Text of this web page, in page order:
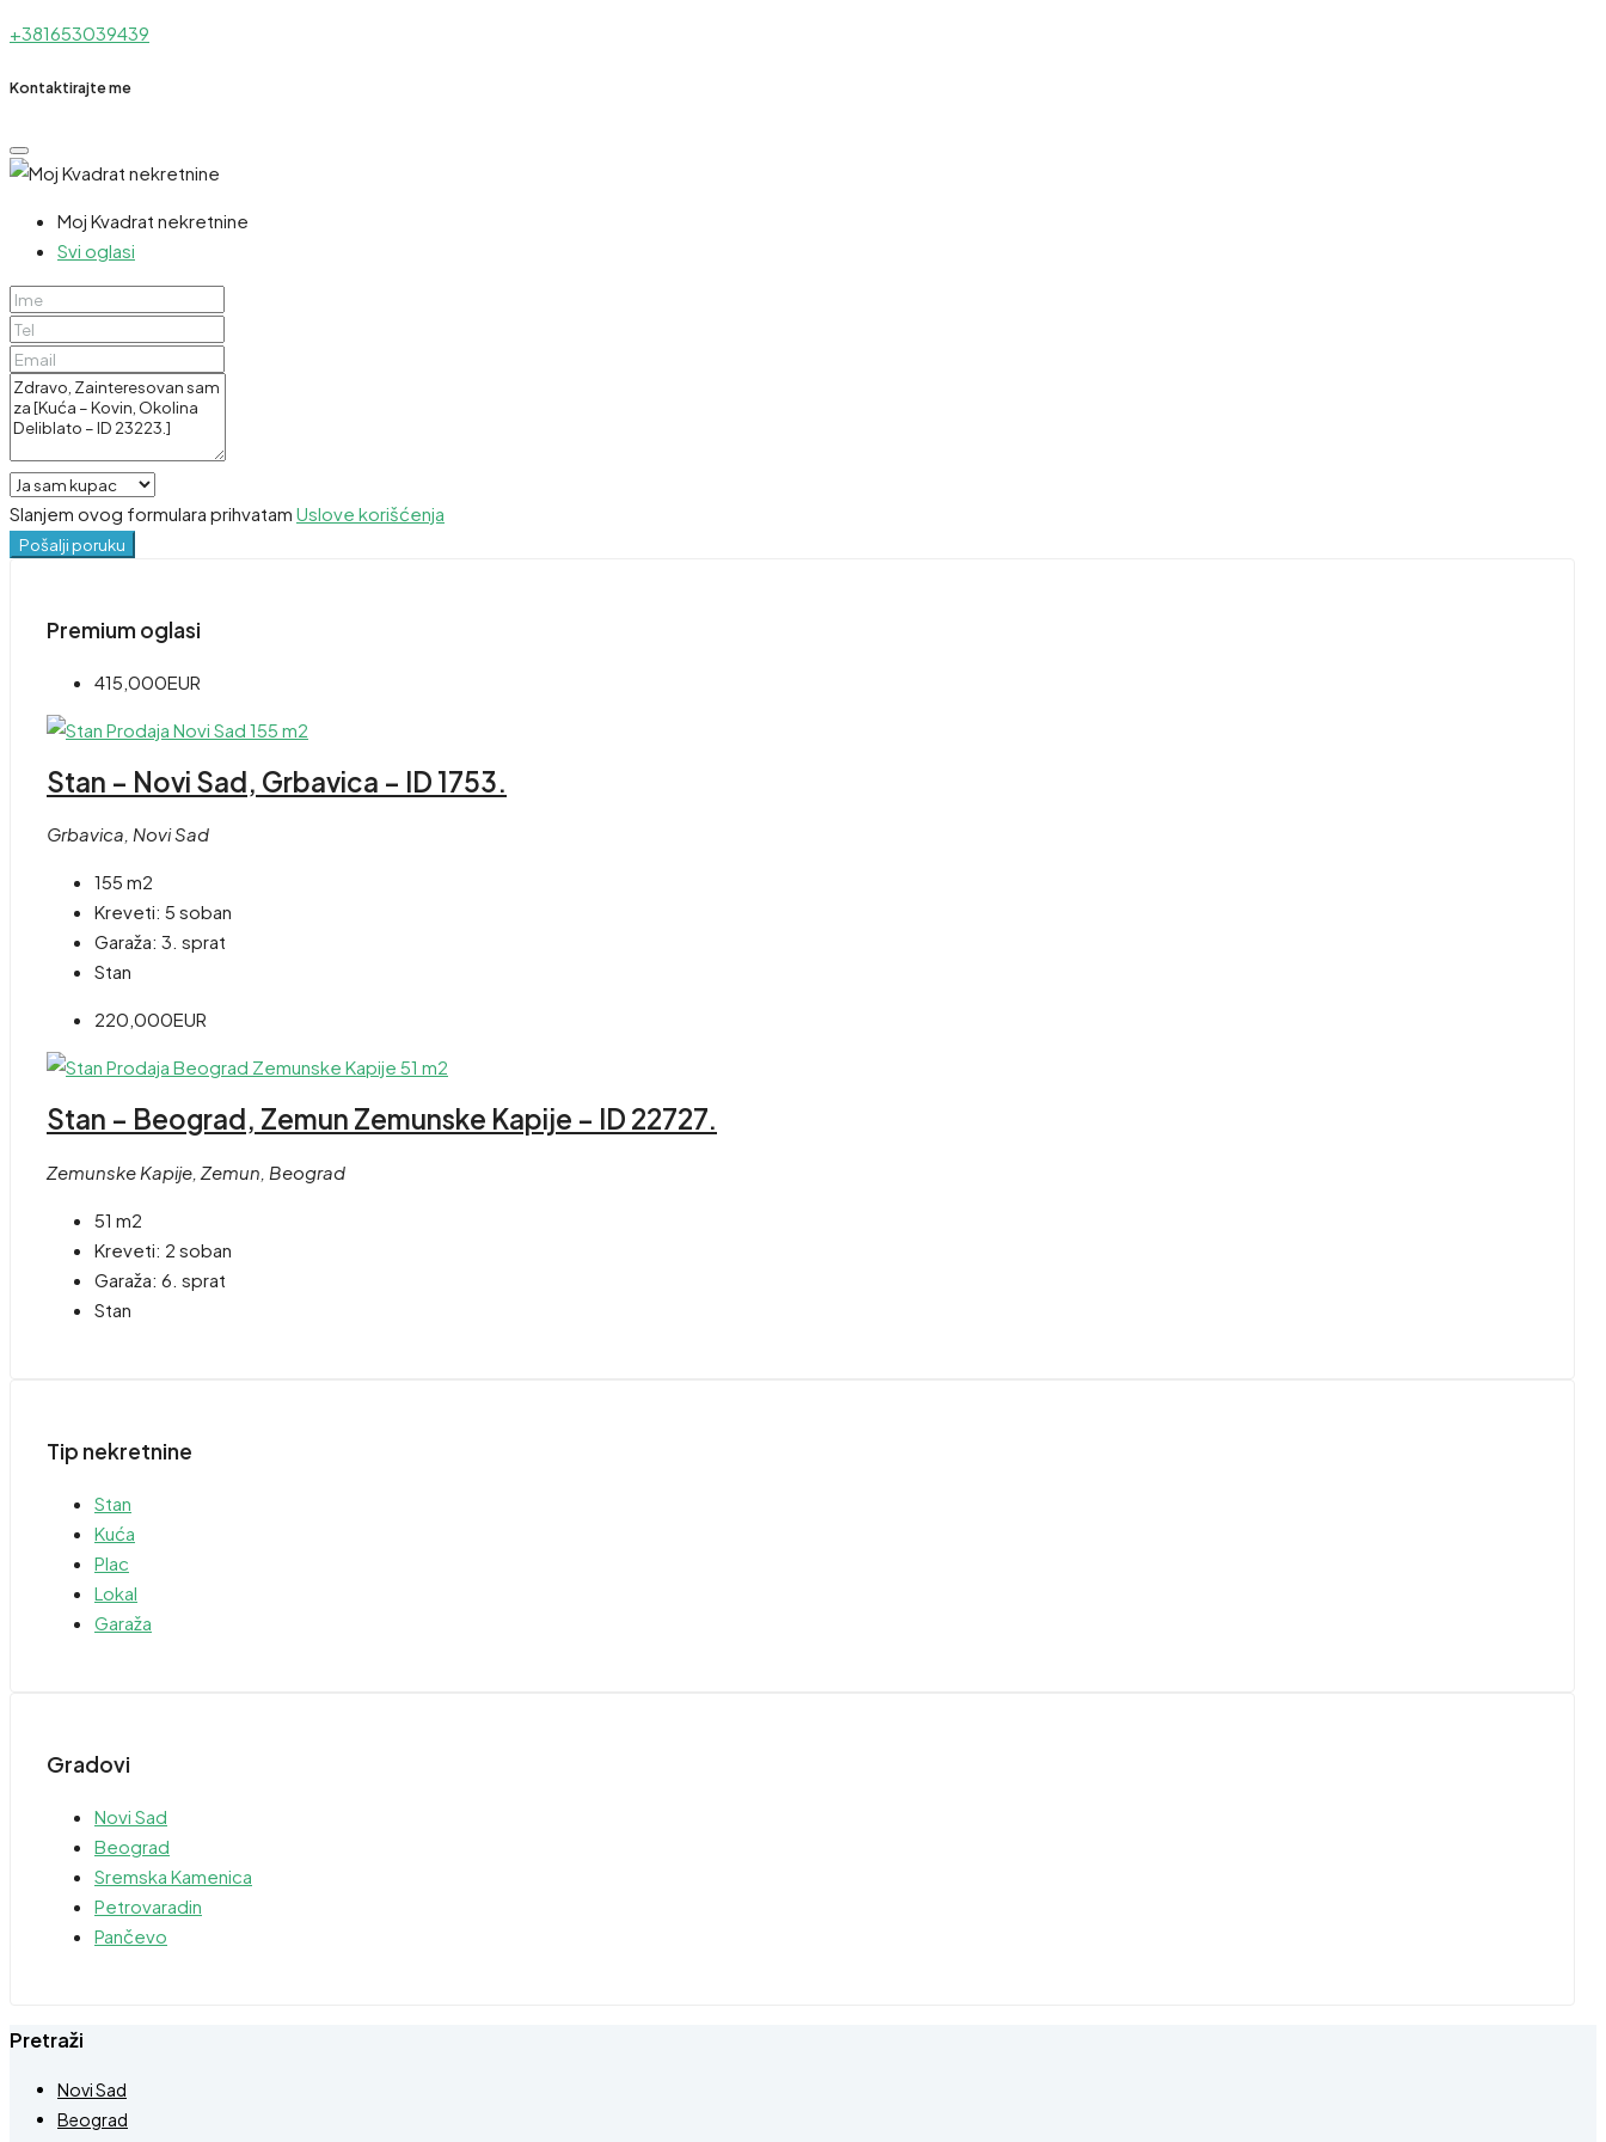
+381653039439
Kontaktirajte me
Moj Kvadrat nekretnine
Svi oglasi
Slanjem ovog formulara prihvatam Uslove korišćenja
Pošalji poruku
Premium oglasi
415,000EUR
Stan – Novi Sad, Grbavica – ID 1753.
Grbavica, Novi Sad
155 m2
Kreveti: 5 soban
Garaža: 3. sprat
Stan
220,000EUR
Stan – Beograd, Zemun Zemunske Kapije – ID 22727.
Zemunske Kapije, Zemun, Beograd
51 m2
Kreveti: 2 soban
Garaža: 6. sprat
Stan
Tip nekretnine
Stan
Kuća
Plac
Lokal
Garaža
Gradovi
Novi Sad
Beograd
Sremska Kamenica
Petrovaradin
Pančevo
Pretraži
Novi Sad
Beograd